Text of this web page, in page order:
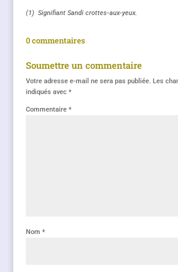
(1) Signifiant Sandi crottes-aux-yeux.
0 commentaires
Soumettre un commentaire
Votre adresse e-mail ne sera pas publiée. Les
indiqués avec *
Commentaire *
Nom *